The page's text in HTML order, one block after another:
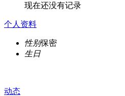
现在还没有记录
个人资料
性别保密
生日
动态